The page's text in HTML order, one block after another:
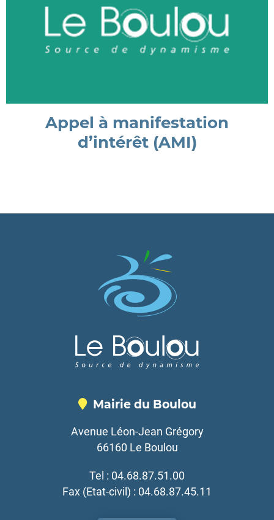
Appel à manifestation
d’intérêt (AMI)
Mairie du Boulou
Avenue Léon-Jean Grégory
66160 Le Boulou
Tel : 04.68.87.51.00
Fax (Etat-civil) : 04.68.87.45.11